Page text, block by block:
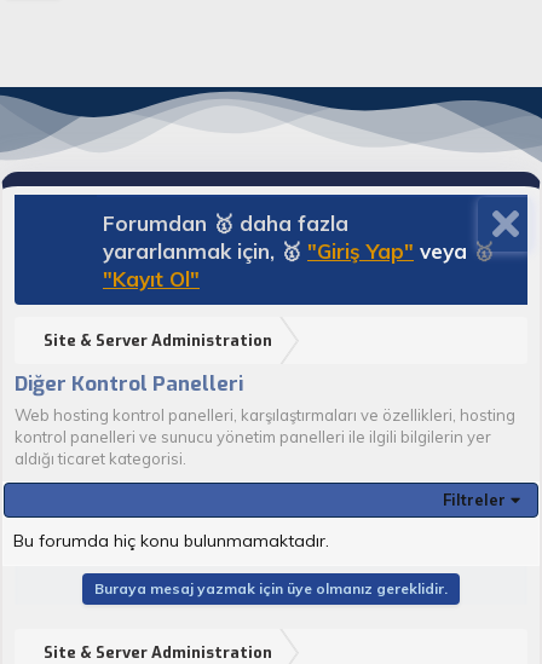
Forumdan 🥇 daha fazla
yararlanmak için, 🥇 "Giriş Yap" veya 🥇
"Kayıt Ol"
Site & Server Administration
Diğer Kontrol Panelleri
Web hosting kontrol panelleri, karşılaştırmaları ve özellikleri, hosting
kontrol panelleri ve sunucu yönetim panelleri ile ilgili bilgilerin yer
aldığı ticaret kategorisi.
Filtreler
Bu forumda hiç konu bulunmamaktadır.
Buraya mesaj yazmak için üye olmanız gereklidir.
Site & Server Administration